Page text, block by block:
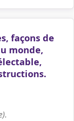
façons de
monde,